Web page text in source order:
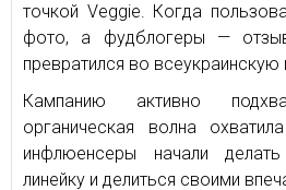
точкой Veggie. Когда
фото, а фудблогеры —
превратился во всеукраинскую
Кампанию активно
органическая волна
инфлюенсеры начали
линейку и делиться своими